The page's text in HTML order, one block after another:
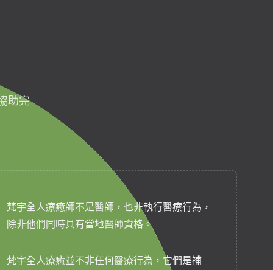
助完
梵宇全人療癒師不是醫師，也非執行醫療行為，
除非他們同時具有當地醫師資格。
梵宇全人療癒並不非任何醫療行為，它們是補